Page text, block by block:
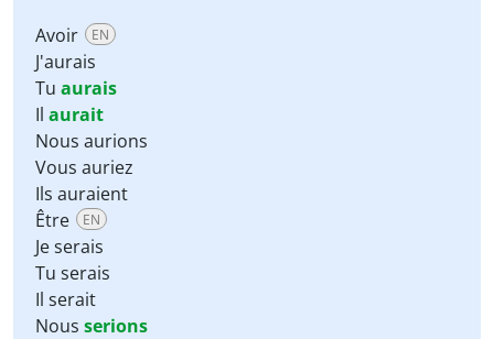
Avoir
EN
J'aurais
Tu aurais
Il aurait
Nous aurions
Vous auriez
Ils auraient
Être
EN
Je serais
Tu serais
Il serait
Nous serions